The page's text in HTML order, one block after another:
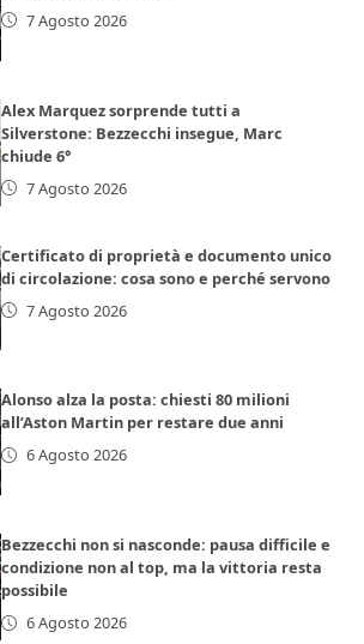
7 Agosto 2026
Alex Marquez sorprende tutti a
Silverstone: Bezzecchi insegue, Marc
chiude 6°
7 Agosto 2026
Certificato di proprietà e documento unico
di circolazione: cosa sono e perché servono
7 Agosto 2026
Alonso alza la posta: chiesti 80 milioni
all’Aston Martin per restare due anni
6 Agosto 2026
Bezzecchi non si nasconde: pausa difficile e
condizione non al top, ma la vittoria resta
possibile
6 Agosto 2026